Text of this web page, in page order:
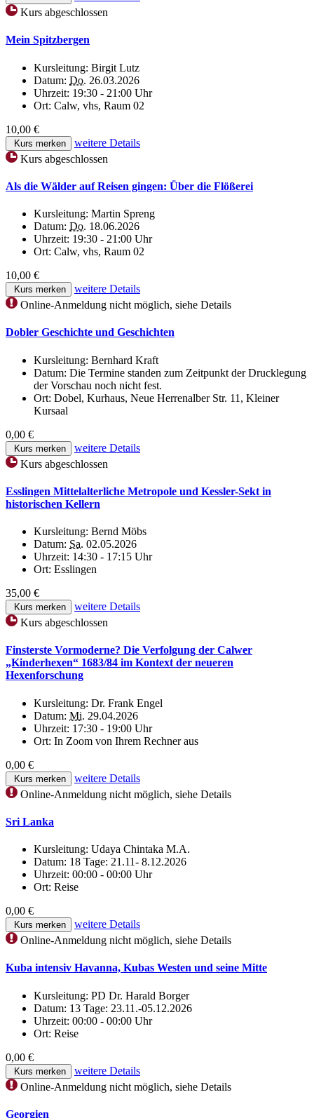
Kurs abgeschlossen
Mein Spitzbergen
Kursleitung: Birgit Lutz
Datum: Do. 26.03.2026
Uhrzeit: 19:30 - 21:00 Uhr
Ort: Calw, vhs, Raum 02
10,00 €
Kurs merken
weitere Details
Kurs abgeschlossen
Als die Wälder auf Reisen gingen: Über die Flößerei
Kursleitung: Martin Spreng
Datum: Do. 18.06.2026
Uhrzeit: 19:30 - 21:00 Uhr
Ort: Calw, vhs, Raum 02
10,00 €
Kurs merken
weitere Details
Online-Anmeldung nicht möglich, siehe Details
Dobler Geschichte und Geschichten
Kursleitung: Bernhard Kraft
Datum: Die Termine standen zum Zeitpunkt der Drucklegung
der Vorschau noch nicht fest.
Ort: Dobel, Kurhaus, Neue Herrenalber Str. 11, Kleiner
Kursaal
0,00 €
Kurs merken
weitere Details
Kurs abgeschlossen
Esslingen Mittelalterliche Metropole und Kessler-Sekt in
historischen Kellern
Kursleitung: Bernd Möbs
Datum: Sa. 02.05.2026
Uhrzeit: 14:30 - 17:15 Uhr
Ort: Esslingen
35,00 €
Kurs merken
weitere Details
Kurs abgeschlossen
Finsterste Vormoderne? Die Verfolgung der Calwer
„Kinderhexen“ 1683/84 im Kontext der neueren
Hexenforschung
Kursleitung: Dr. Frank Engel
Datum: Mi. 29.04.2026
Uhrzeit: 17:30 - 19:00 Uhr
Ort: In Zoom von Ihrem Rechner aus
0,00 €
Kurs merken
weitere Details
Online-Anmeldung nicht möglich, siehe Details
Sri Lanka
Kursleitung: Udaya Chintaka M.A.
Datum: 18 Tage: 21.11- 8.12.2026
Uhrzeit: 00:00 - 00:00 Uhr
Ort: Reise
0,00 €
Kurs merken
weitere Details
Online-Anmeldung nicht möglich, siehe Details
Kuba intensiv Havanna, Kubas Westen und seine Mitte
Kursleitung: PD Dr. Harald Borger
Datum: 13 Tage: 23.11.-05.12.2026
Uhrzeit: 00:00 - 00:00 Uhr
Ort: Reise
0,00 €
Kurs merken
weitere Details
Online-Anmeldung nicht möglich, siehe Details
Georgien